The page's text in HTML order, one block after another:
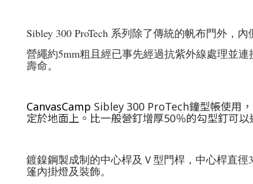
Sibley 300 ProTech 系列除了傳統的帆布門外，
營繩約5mm粗且經已事先經過抗紫外線處理並
壽命。
CanvasCamp Sibley 300 ProTech鐘型帳使用
定於地面上。比一般營釘增厚50％的勾型釘可
鍍鎳鋼製成制的中心桿及Ｖ型門桿，中心桿直
篷內掛燈及裝飾。